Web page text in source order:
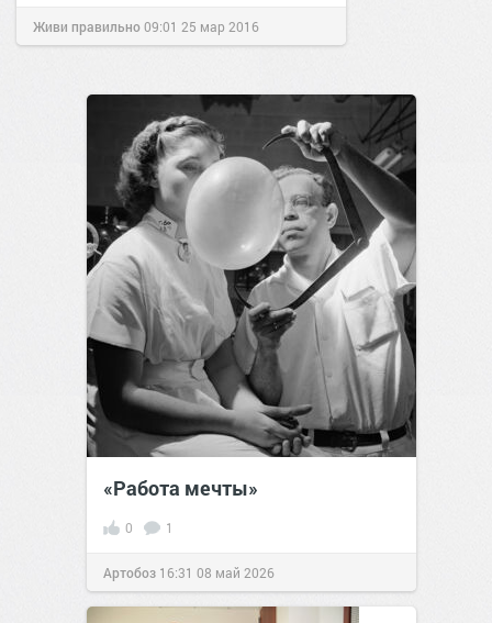
Живи правильно09:01 25 мар 2016
«Работа мечты»
0 1
Артобоз 16:31 08 май 2026